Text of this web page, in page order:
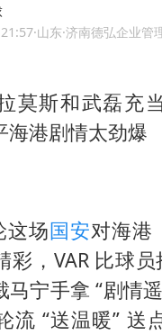
用AI造出新病毒
浙江最强风雨时
多所幼师院校开
薛之谦杭州站演
·山东
莫斯和武磊充
海港剧情太劲爆
这场国安对海港
彩，VAR 比球员
马宁手拿 “剧情
流 “送温暖” 送